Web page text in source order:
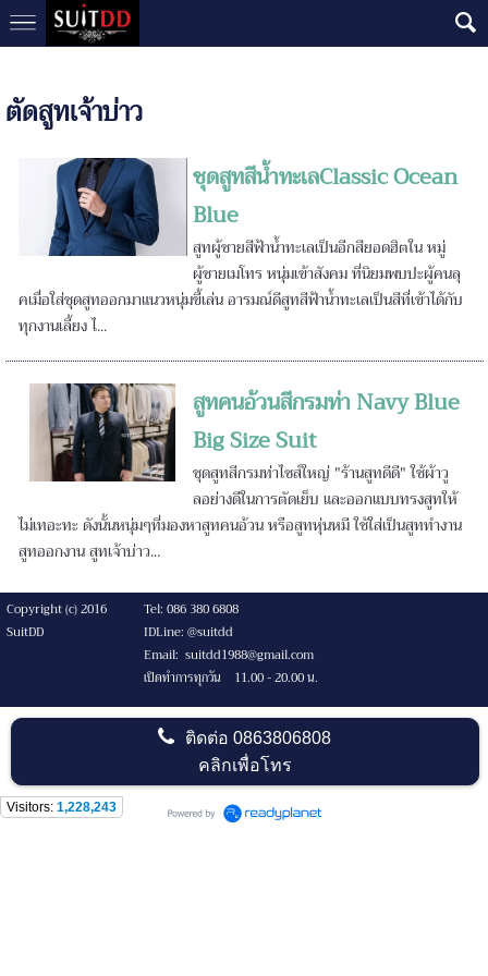
ตัดสูทเจ้าบ่าว
ชุดสูทสีน้ำทะเลClassic Ocean
Blue
สูทผู้ชายสีฟ้าน้ำทะเลเป็นอีกสียอดฮิตใน หมู่
ผู้ชายเมโทร หนุ่มเข้าสังคม ที่นิยมพบปะผู้คนลุ
คเมื่อใส่ชุดสูทออกมาแนวหนุ่มขี้เล่น อารมณ์ดีสูทสีฟ้าน้ำทะเลเป็นสีที่เข้าได้กับ
ทุกงานเลี้ยง ไ...
สูทคนอ้วนสีกรมท่า Navy Blue
Big Size Suit
ชุดสูทสีกรมท่าไซส์ใหญ่ "ร้านสูทดีดี" ใช้ผ้าวู
ลอย่างดีในการตัดเย็บ และออกแบบทรงสูทให้
ไม่เทอะทะ ดังนั้นหนุ่มๆที่มองหาสูทคนอ้วน หรือสูทหุ่นหมี ใช้ใส่เป็นสูททำงาน
สูทออกงาน สูทเจ้าบ่าว...
Copyright (c) 2016
Tel: 086 380 6808
SuitDD
IDLine: @suitdd
Email: suitdd1988@gmail.com
เปิดทำการทุกวัน 11.00 - 20.00 น.
ติดต่อ0863806808
คลิกเพื่อโทร
Visitors: 1,228,243